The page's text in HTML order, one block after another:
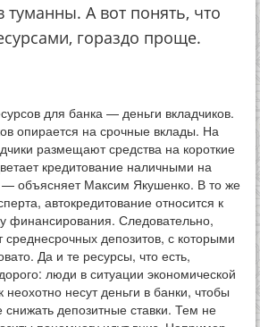
туманны. А вот понять, что
гораздо проще.
для банка — деньги вкладчиков.
опирается на срочные вклады. На
размещают средства на короткие
кредитование наличными на
объясняет Максим Якушенко. В то же
автокредитование относится к
финансирования. Следовательно,
среднесрочных депозитов, с которыми
Да и те ресурсы, что есть,
люди в ситуации экономической
неохотно несут деньги в банки, чтобы
депозитные ставки. Тем не